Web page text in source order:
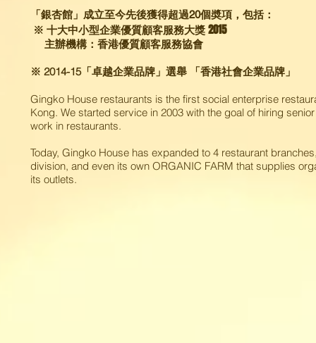
「銀杏館」成立至今先後獲得超過20個奬項，包括：
※ 十大中小型企業優質顧客服務大獎 2015
主辦機構：香港優質顧客服務協會
※ 2014-15「卓越企業品牌」選舉 「香港社會企業品牌」
Gingko House restaurants is the first social enterprise
Kong. We started service in 2003 with the goal of hiring
work in restaurants.
Today, Gingko House has expanded to 4 restaurant
division, and even its own ORGANIC FARM that supplies
its outlets.